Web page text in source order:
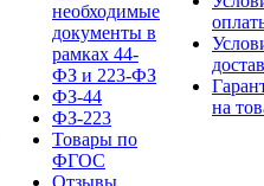
необходимые
документы в
рамках 44-
ФЗ и 223-ФЗ
ФЗ-44
ФЗ-223
Товары по
ФГОС
Отзывы
на